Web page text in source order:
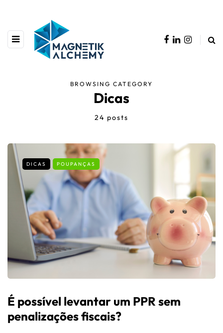
BROWSING CATEGORY
Dicas
24 posts
DICAS POUPANÇAS
É possível levantar um PPR sem
penalizações fiscais?